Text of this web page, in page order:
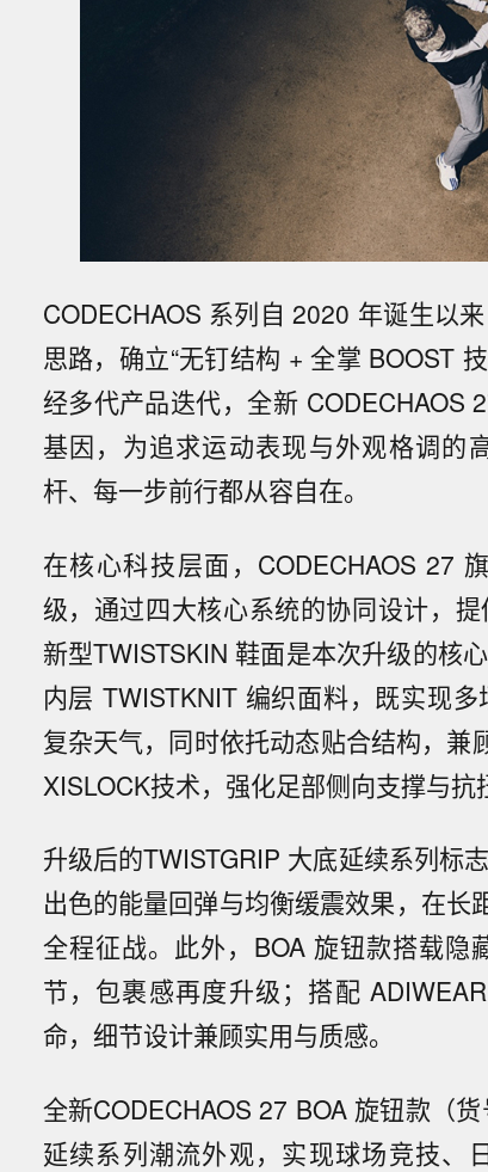
CODECHAOS 系列自 2020 年诞生以
思路，确立“无钉结构 + 全掌 BOOST
经多代产品迭代，全新 CODECHAOS
基因，为追求运动表现与外观格调的
杆、每一步前行都从容自在。
在核心科技层面，CODECHAOS 27
级，通过四大核心系统的协同设计，
新型TWISTSKIN 鞋面是本次升级的核
内层 TWISTKNIT 编织面料，既实现
复杂天气，同时依托动态贴合结构，
XISLOCK技术，强化足部侧向支撑与抗
升级后的TWISTGRIP 大底延续系列标
出色的能量回弹与均衡缓震效果，在
全程征战。此外，BOA 旋钮款搭载
节，包裹感再度升级；搭配
命，细节设计兼顾实用与质感。
全新CODECHAOS 27 BOA 旋钮款（
延续系列潮流外观，实现球场竞技、